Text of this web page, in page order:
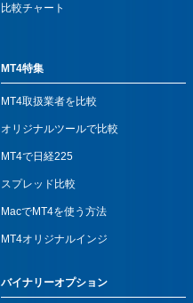
比較チャート
MT4特集
MT4取扱業者を比較
オリジナルツールで比較
MT4で日経225
スプレッド比較
MacでMT4を使う方法
MT4オリジナルインジ
バイナリーオプション